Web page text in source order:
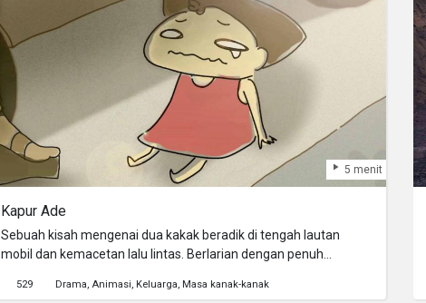
5 menit
Kapur Ade
Sebuah kisah mengenai dua kakak beradik di tengah lautan
mobil dan kemacetan lalu lintas. Berlarian dengan penuh
sudut jalanan.
529 Drama Animasi Keluarga Masa kanak-kanak